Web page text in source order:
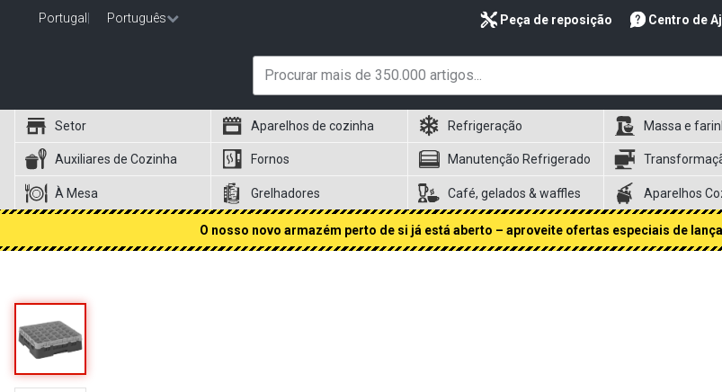
Portugal Português Peça de reposição Centro de
Setor Aparelhos de cozinha Refrigeração Massa e
Auxiliares de Cozinha Fornos Manutenção Refrigerado
À Mesa Grelhadores Café, gelados & waffles Aparelhos
O nosso novo armazém perto de si já está aberto – aproveite ofertas especiais de